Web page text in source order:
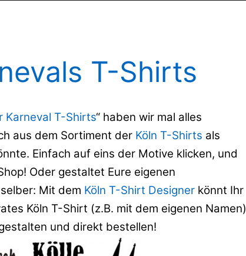
T-Shirts
Karneval T-Shirts“ haben wir mal alles
aus dem Sortiment der Köln T-Shirts als
Einfach auf eins der Motive klicken, und
Oder gestaltet Eure eigenen
Mit dem Köln T-Shirt Designer könnt Ihr
Köln T-Shirt (z.B. mit dem eigenen Namen)
und direkt bestellen!